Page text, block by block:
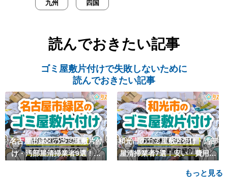
四国
九州
読んでおきたい記事
ゴミ屋敷片付けで失敗しないために
読んでおきたい記事
名古屋市緑区のゴミ屋敷片付
け・汚部屋清掃業者9選！安
和光市のゴミ屋敷片付け・汚部
屋清掃業者7選！安い・費用相
もっと見る